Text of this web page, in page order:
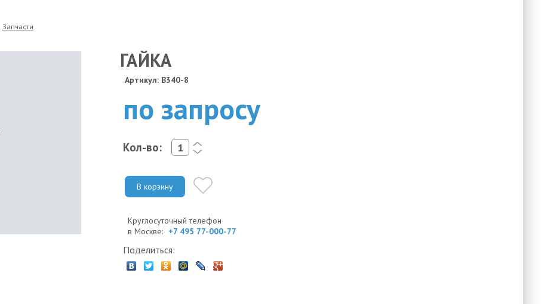
Запчасти
ГАЙКА
Артикул: B340-8
по запросу
Кол-во:
<
>
В корзину
Круглосуточный телефон
в Москве: +7 495 77-000-77
Поделиться: